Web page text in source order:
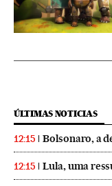
ÚLTIMAS NOTICIAS
12:15 Bolsonaro, a
12:15 Lula, uma